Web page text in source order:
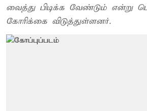
வைத்து பிடிக்க வேண்டும் என்று
கோரிக்கை விடுத்துள்ளனர்.